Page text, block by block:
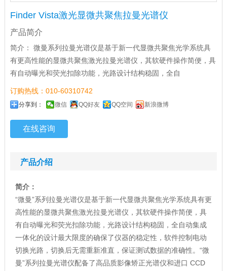
Finder Vista激光显微共聚焦拉曼光谱仪
产品简介
简介： 微曼系列拉曼光谱仪是基于新一代显微共聚焦光学系统具
有更高性能的显微共聚焦激光拉曼光谱仪，其软硬件操作简便，具
有自动曝光和荧光扣除功能，光路设计结构稳固，全自
订购热线：010-60310742
分享到： 微信 QQ好友 QQ空间 新浪微博
在线咨询
产品介绍
简介：
“微曼”系列拉曼光谱仪是基于新一代显微共聚焦光学系统具有更
高性能的显微共聚焦激光拉曼光谱仪，其软硬件操作简便，具
有自动曝光和荧光扣除功能，光路设计结构稳固，全自动集成
一体化的设计最大限度的确保了仪器的稳定性，软件控制电动
切换光路，切换后无需重新准直，保证测试数据的准确性。“微
曼”系列拉曼光谱仪配备了高品质影像矫正光谱仪和进口 CCD